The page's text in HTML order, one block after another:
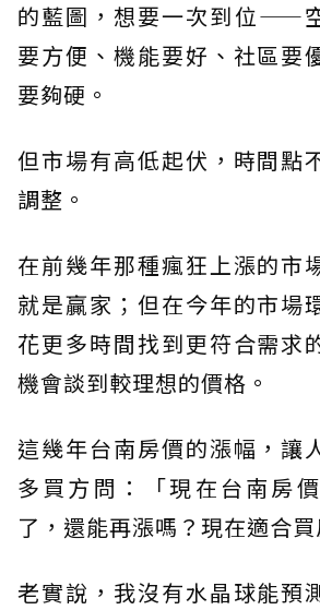
的藍圖，想要一次到位——
要方便、機能要好、社區要
要夠硬。
但市場有高低起伏，時間點
調整。
在前幾年那種瘋狂上漲的市
就是贏家；但在今年的市場
花更多時間找到更符合需求
機會談到較理想的價格。
這幾年台南房價的漲幅，讓
多買方問：「現在台南房
了，還能再漲嗎？現在適合買
老實說，我沒有水晶球能預